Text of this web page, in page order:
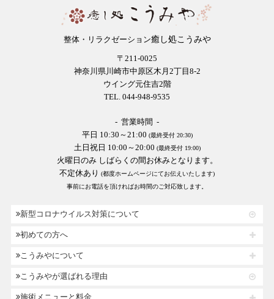
整体・リラクゼーション癒し処こうみや
〒211-0025
神奈川県川崎市中原区木月2丁目8-2
ウイング元住吉2階
TEL. 044-948-9535
- 営業時間 -
平日 10:30～21:00 (最終受付 20:30)
土日祝日 10:00～20:00 (最終受付 19:00)
火曜日のみ しばらくの間お休みとなります。
不定休あり (都度ホームページにてお伝えいたします)
事前にお電話を頂ければお時間のご対応致します。
新型コロナウイルス対策について
初めての方へ
こうみやについて
こうみやが選ばれる理由